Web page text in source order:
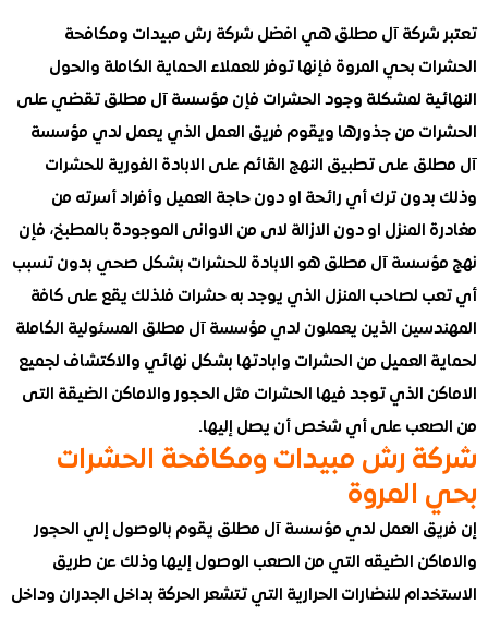
شركة آل مطلق هي افضل شركة رش مبيدات ومكافحة
بحي المروة فإنها توفر للعملاء الحماية الكاملة والحول
لمشكلة وجود الحشرات فإن مؤسسة آل مطلق تقضي على
من جذورها ويقوم فريق العمل الذي يعمل لدي مؤسسة
على تطبيق النهج القائم على الابادة الفورية للحشرات
ترك أي رائحة او دون حاجة العميل وأفراد أسرته من
المنزل او دون الازالة لاى من الاوانى الموجودة بالمطبخ، فإن
آل مطلق هو الابادة للحشرات بشكل صحي بدون تسبب
لصاحب المنزل الذي يوجد به حشرات فلذلك يقع على كافة
الذين يعملون لدي مؤسسة آل مطلق المسئولية الكاملة
العميل من الحشرات وابادتها بشكل نهائي والاكتشاف لجميع
الذي توجد فيها الحشرات مثل الحجور والاماكن الضيقة التى
على أي شخص أن يصل إليها.
رش مبيدات ومكافحة الحشرات
العمل لدي مؤسسة آل مطلق يقوم بالوصول إلي الحجور
الضيقه التي من الصعب الوصول إليها وذلك عن طريق
للنضارات الحرارية التي تتشعر الحركة بداخل الجدران وداخل